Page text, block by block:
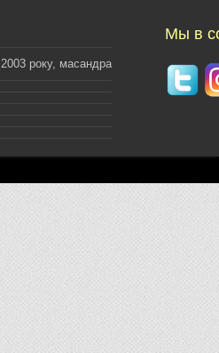
року, масандра
Мы в